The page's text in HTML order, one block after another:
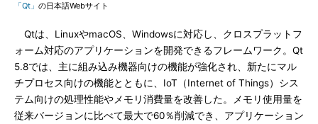
「Qt」 の日本語Webサイト
Qtは、LinuxやmacOS、Windowsに対応し、クロスプラットフ
ォーム対応のアプリケーションを開発できるフレームワーク。Qt
5.8では、主に組み込み機器向けの機能が強化され、新たにマル
チプロセス向けの機能とともに、IoT（Internet of Things）シス
テム向けの処理性能やメモリ消費量を改善した。メモリ使用量を
従来バージョンに比べて最大で60％削減でき、アプリケーション